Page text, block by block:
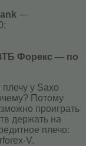
—
Форекс — по
у Saxo
Потому
проиграть
держать на
плечо:
V.